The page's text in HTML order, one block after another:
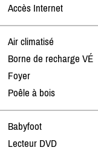
Accès Internet
Air climatisé
Borne de recharge VÉ
Foyer
Poêle à bois
Babyfoot
Lecteur DVD